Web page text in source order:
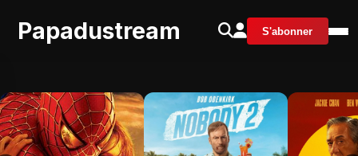
Papadustream S'abonner